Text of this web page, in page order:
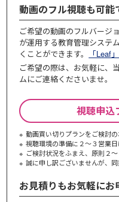
動画のフル視聴も可能
ご希望の動画のフルバージ
が運用する教育管理システ
くことができます。
「Leaf
ご希望の際は、お気軽に、
ムにご連絡くださいませ。
視聴申込
動画買い切りプランをご検討
視聴環境の準備に２～３営業
ご検討状況をふまえ、原則２
誠に申し訳ございませんが、
お見積りもお気軽にお